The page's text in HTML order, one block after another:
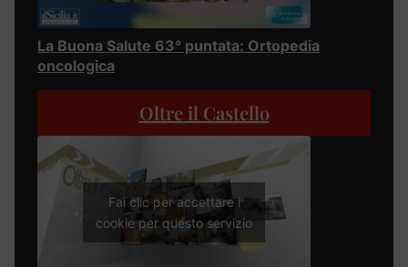
La Buona Salute 63° puntata: Ortopedia
oncologica
Oltre il Castello
Fai clic per accettare i
cookie per questo servizio